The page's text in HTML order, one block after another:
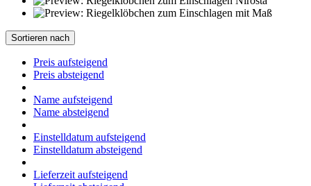
Sortieren nach
Preis aufsteigend
Preis absteigend
Name aufsteigend
Name absteigend
Einstelldatum aufsteigend
Einstelldatum absteigend
Lieferzeit aufsteigend